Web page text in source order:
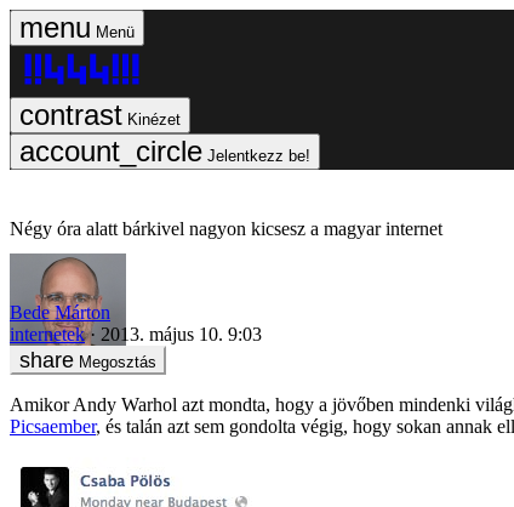
Menü
Kinézet
Jelentkezz be!
Négy óra alatt bárkivel nagyon kicsesz a magyar internet
Bede Márton
internetek
2013. május 10. 9:03
Megosztás
Amikor Andy Warhol azt mondta, hogy a jövőben mindenki
Picsaember, és talán azt sem gondolta végig, hogy sokan annak